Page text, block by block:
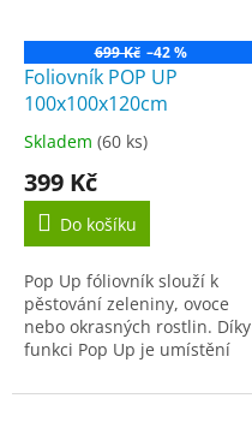
699 Kč –42 %
Foliovník POP UP
100x100x120cm
Průměrné
produktu
3,9
5
hvězdiček.
Skladem (60 ks)
399 Kč
Do košíku
Pop Up fóliovník slouží k
pěstování zeleniny, ovoce
nebo okrasných rostlin. Díky
funkci Pop Up je umístění
je upevněný pouze kolíčky a